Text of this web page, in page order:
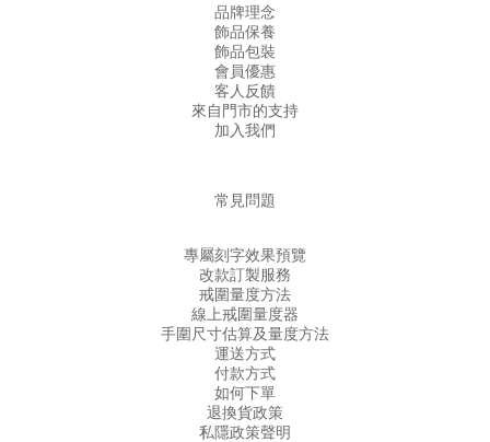
品牌理念
飾品保養
飾品包裝
會員優惠
客人反饋
來自門市的支持
加入我們
常見問題
專屬刻字效果預覽
改款訂製服務
戒圍量度方法
線上戒圍量度器
手圍尺寸估算及量度方法
運送方式
付款方式
如何下單
退換貨政策
私隱政策聲明